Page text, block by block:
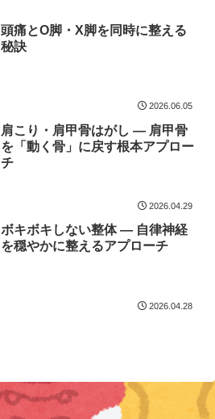
頭痛とO脚・X脚を同時に整える
秘訣
2026.06.05
肩こり・肩甲骨はがし — 肩甲骨
を「動く骨」に戻す根本アプロー
チ
2026.04.29
ボキボキしない整体 — 自律神経
を穏やかに整えるアプローチ
2026.04.28